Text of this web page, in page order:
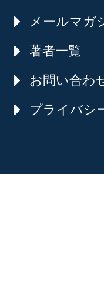
メールマガ
著者一覧
お問い合わ
プライバシ